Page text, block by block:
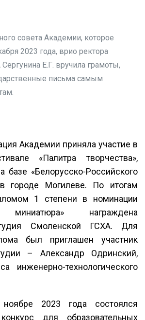
совета Академии, которое
2023 года, врио ректора
Е.Г. вручила грамоты,
письма самым
Академии приняла участие в
«Палитра творчества»,
базе «Белорусско-Российского
в городе Могилеве. По итогам
1 степени в номинации
миниатюра» награждена
Смоленской ГСХА. Для
был приглашен участник
– Александр Одринский,
инженерно-технологического
2023 года состоялся
для образовательных